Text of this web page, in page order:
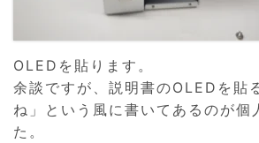
OLEDを貼ります。
余談ですが、説明書のOLEDを貼
ね」という風に書いてあるのが個
た。